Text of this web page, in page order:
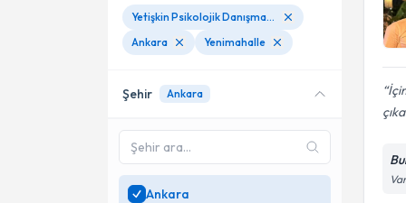
Yetişkin Psikolojik Danışmanlığı
Ankara
Yenimahalle
Şehir Ankara
Ankara